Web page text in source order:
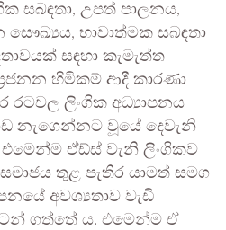
සබඳතා, උපත් පාලනය,
සෞඛ්‍යය, භාවාත්මක සබඳතා
සඳහා කැමැත්ත
හිමිකම් ආදී කාරණා
රටවල ලිංගික අධ්‍යාපනය
නැගෙන්නට වූයේ දෙවැනි
ඒඩ්ස් වැනි ලිංගිකව
තුළ පැතිර යාමත් සමග
අවශ්‍යතාව වැඩි
ගත්තේ ය. එමෙන්ම ඒ